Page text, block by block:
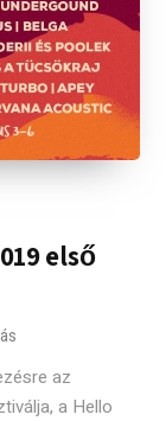
első
az
a Hello